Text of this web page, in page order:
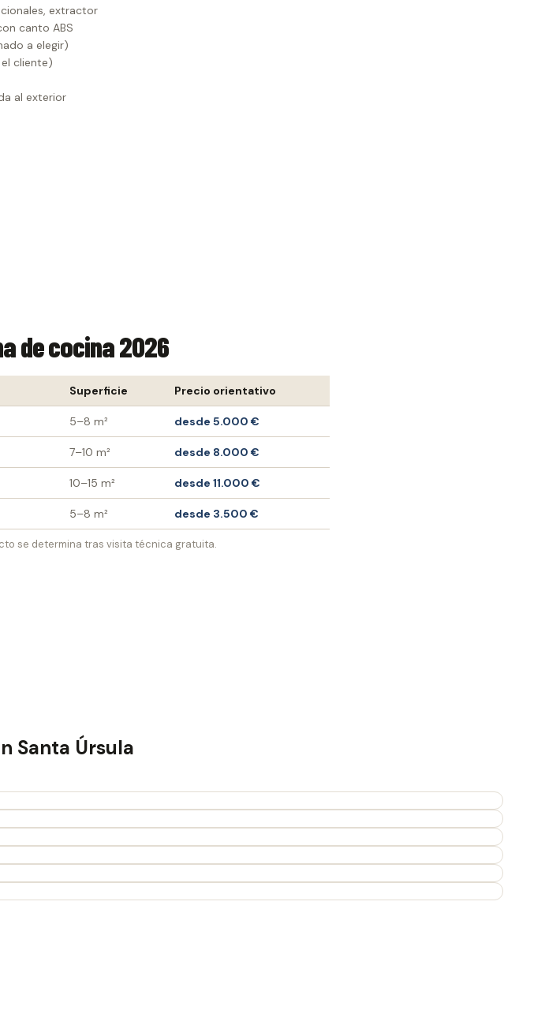
extractor
canto ABS
a elegir)
cliente)
al exterior
de cocina 2026
Superficie Precio orientativo
5–8 m² desde 5.000 €
7–10 m² desde 8.000 €
10–15 m² desde 11.000 €
5–8 m² desde 3.500 €
se determina tras visita técnica gratuita.
Santa Úrsula